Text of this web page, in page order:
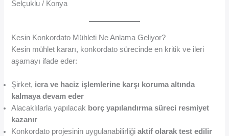
Selçuklu / Konya
Kesin Konkordato Mühleti Ne Anlama Geliyor?
Kesin mühlet kararı, konkordato sürecinde en kritik ve ileri
aşamayı ifade eder:
Şirket, icra ve haciz işlemlerine karşı koruma altında
kalmaya devam eder
Alacaklılarla yapılacak borç yapılandırma süreci resmiyet
kazanır
Konkordato projesinin uygulanabilirliğiaktif olarak test edilir